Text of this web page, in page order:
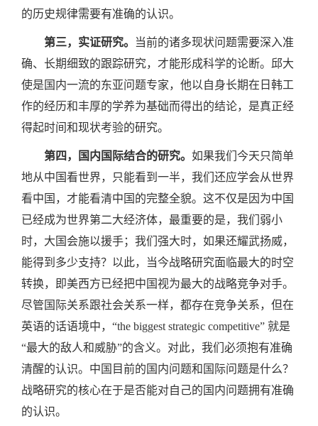
的历史规律需要有准确的认识。
第三，实证研究。
当前的诸多现状问题需要深入准
确、长期细致的跟踪研究，才能形成科学的论断。邱大
使是国内一流的东亚问题专家，他以自身长期在日韩工
作的经历和丰厚的学养为基础而得出的结论，是真正经
得起时间和现状考验的研究。
第四，国内国际结合的研究。 如果我们今天只简单
地从中国看世界，只能看到一半，我们还应学会从世界
看中国，才能看清中国的完整全貌。这不仅是因为中国
已经成为世界第二大经济体，最重要的是，我们弱小
时，大国会施以援手；我们强大时，如果还耀武扬威，
能得到多少支持？以此，当今战略研究面临最大的时空
转换，即美西方已经把中国视为最大的战略竞争对手。
尽管国际关系跟社会关系一样，都存在竞争关系，但在
英语的话语境中，“the biggest strategic competitive” 就是
“最大的敌人和威胁”的含义。对此，我们必须抱有准确
清醒的认识。中国目前的国内问题和国际问题是什么？
战略研究的核心在于是否能对自己的国内问题拥有准确
的认识。